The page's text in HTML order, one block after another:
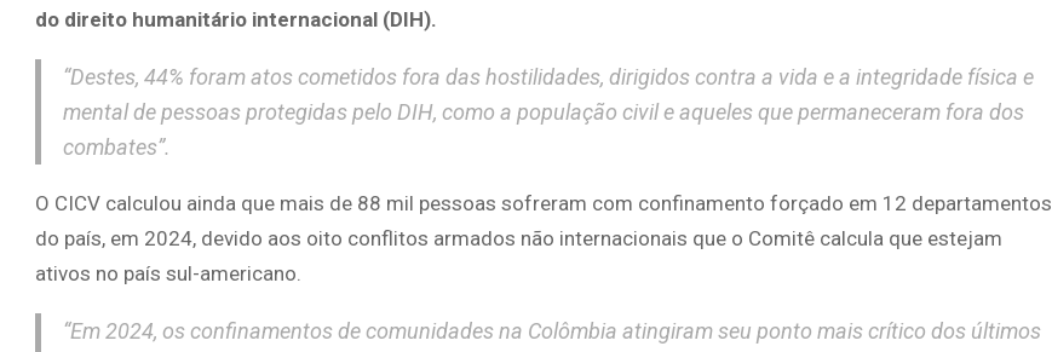
do direito humanitário internacional (DIH).
“Destes, 44% foram atos cometidos fora das hostilidades, dirigidos contra a vida e a integridade física e
mental de pessoas protegidas pelo DIH, como a população civil e aqueles que permaneceram fora dos
combates”.
O CICV calculou ainda que mais de 88 mil pessoas sofreram com confinamento forçado em 12 departamentos
do país, em 2024, devido aos oito conflitos armados não internacionais que o Comitê calcula que estejam
ativos no país sul-americano.
“Em 2024, os confinamentos de comunidades na Colômbia atingiram seu ponto mais crítico dos últimos